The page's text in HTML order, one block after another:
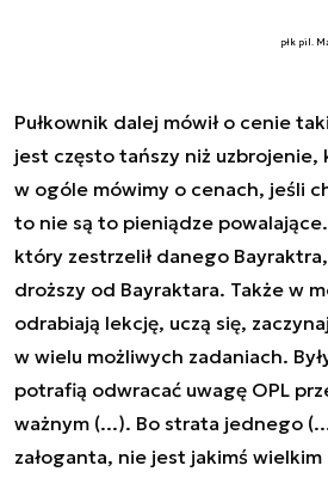
płk pil.
Pułkownik dalej mówił o cenie
jest często tańszy niż uzbrojenie,
w ogóle mówimy o cenach, jeśli
to nie są to pieniądze
który zestrzelił danego
droższy od Bayraktara. Także w
odrabiają lekcję, uczą się,
w wielu możliwych zadaniach.
potrafią odwracać uwagę OPL
ważnym (...). Bo strata jednego
załoganta, nie jest jakimś